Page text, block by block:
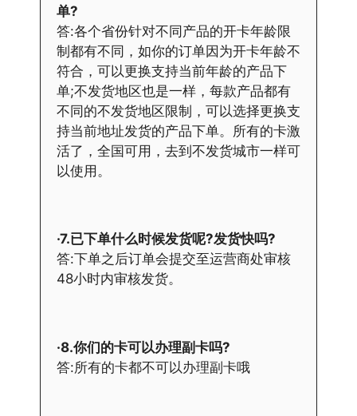
单?
答:各个省份针对不同产品的开卡年龄限
制都有不同，如你的订单因为开卡年龄不
符合，可以更换支持当前年龄的产品下
单;不发货地区也是一样，每款产品都有
不同的不发货地区限制，可以选择更换支
持当前地址发货的产品下单。所有的卡激
活了，全国可用，去到不发货城市一样可
以使用。
·7.已下单什么时候发货呢?发货快吗?
答:下单之后订单会提交至运营商处审核
48小时内审核发货。
·8.你们的卡可以办理副卡吗?
答:所有的卡都不可以办理副卡哦